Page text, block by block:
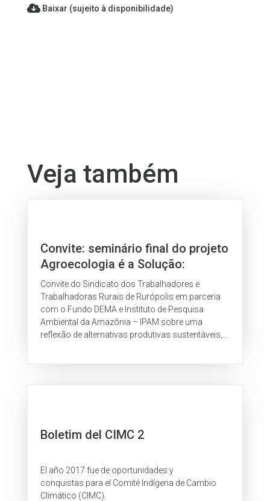
Baixar (sujeito à disponibilidade)
Veja também
Convite: seminário final do projeto
Agroecologia é a Solução:
sistemas de roça sem queimar e
manejo de açaizais
Convite do Sindicato dos Trabalhadores e
Trabalhadoras Rurais de Rurópolis em parceria
com o Fundo DEMA e Instituto de Pesquisa
Ambiental da Amazônia – IPAM sobre uma
reflexão de alternativas produtivas sustentáveis,
Boletim del CIMC 2
El año 2017 fue de oportunidades y
conquistas para el Comité Indígena de Cambio
Climático (CIMC).